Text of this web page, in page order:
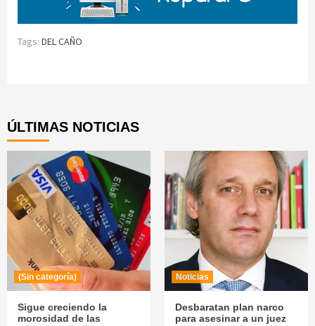
Tags: DEL CAÑO
ÚLTIMAS NOTICIAS
(Sin categoría)
Sigue creciendo la
morosidad de las
Noticias
Desbaratan plan narco
para asesinar a un juez